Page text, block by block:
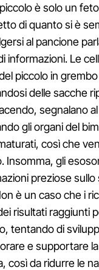
è solo un
di quanto si è
al pancione
informazioni. Le
piccolo in
delle sacche
segnalano
gli organi del
così che
Insomma, gli
preziose sullo
è un caso che i
risultati raggiunti
tentando di
e supportare
così da ridurre le